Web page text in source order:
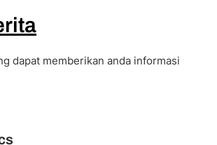
dapat memberikan anda informasi